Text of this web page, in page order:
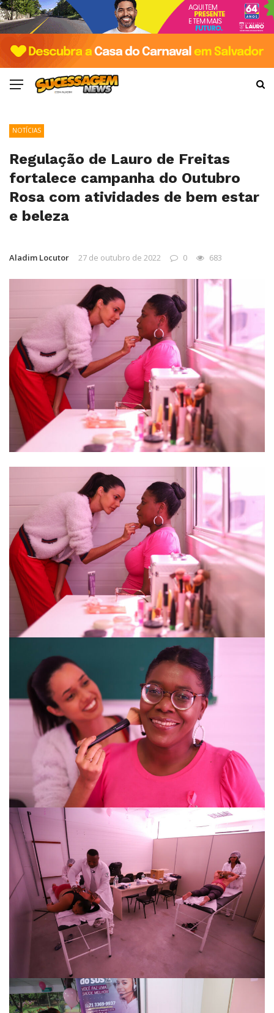
NOTÍCIAS
Regulação de Lauro de Freitas
fortalece campanha do Outubro
Rosa com atividades de bem estar
e beleza
Aladim Locutor 27 de outubro de 2022 0 683